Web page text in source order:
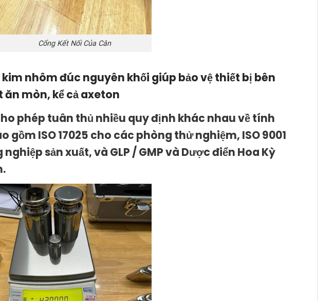
Cổng Kết Nối Của Cân
nhôm đúc nguyên khối giúp bảo vệ thiết bị bên
mòn, kể cả axeton
phép tuân thủ nhiều quy định khác nhau về tính
gồm ISO 17025 cho các phòng thử nghiệm, ISO 9001
sản xuất, và GLP / GMP và Dược điển Hoa Kỳ